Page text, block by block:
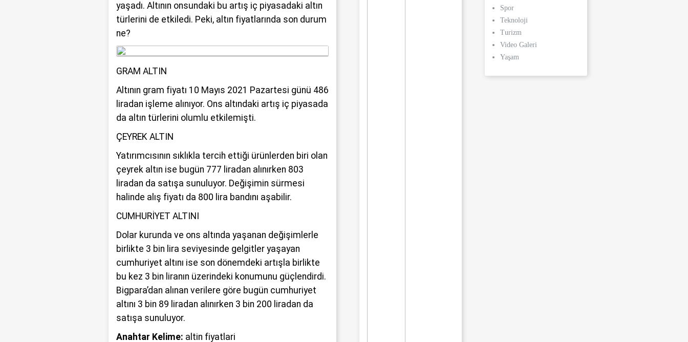
yaşadı. Altının onsundaki bu artış iç piyasadaki altın
türlerini de etkiledi. Peki, altın fiyatlarında son durum
ne?
GRAM ALTIN
Altının gram fiyatı 10 Mayıs 2021 Pazartesi günü 486
liradan işleme alınıyor. Ons altındaki artış iç piyasada
da altın türlerini olumlu etkilemişti.
ÇEYREK ALTIN
Yatırımcısının sıklıkla tercih ettiği ürünlerden biri olan
çeyrek altın ise bugün 777 liradan alınırken 803
liradan da satışa sunuluyor. Değişimin sürmesi
halinde alış fiyatı da 800 lira bandını aşabilir.
CUMHURİYET ALTINI
Dolar kurunda ve ons altında yaşanan değişimlerle
birlikte 3 bin lira seviyesinde gelgitler yaşayan
cumhuriyet altını ise son dönemdeki artışla birlikte
bu kez 3 bin liranın üzerindeki konumunu güçlendirdi.
Bigpara’dan alınan verilere göre bugün cumhuriyet
altını 3 bin 89 liradan alınırken 3 bin 200 liradan da
satışa sunuluyor.
Anahtar Kelime: altin fiyatlari
Spor
Teknoloji
Turizm
Video Galeri
Yaşam